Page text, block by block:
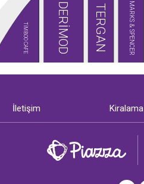
DERİMOD MARKS & SPENCER
TERGAN
TİMBOO CAFE
İletişim Kiralama